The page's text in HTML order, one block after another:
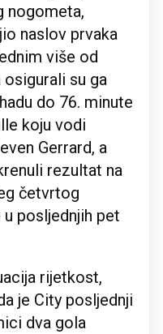
nogometa,
naslov prvaka
više od
su ga
do 76. minute
koju vodi
Gerrard, a
rezultat na
četvrtog
posljednjih pet
rijetkost,
je City posljednji
dva gola